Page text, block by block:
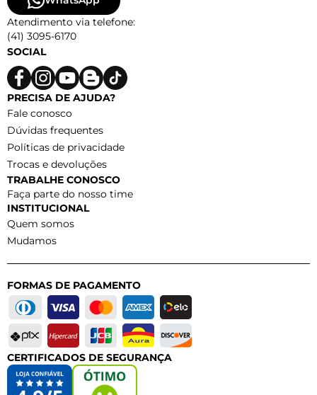
Atendimento via telefone:
(41) 3095-6170
SOCIAL
PRECISA DE AJUDA?
Fale conosco
Dúvidas frequentes
Políticas de privacidade
Trocas e devoluções
TRABALHE CONOSCO
Faça parte do nosso time
INSTITUCIONAL
Quem somos
Mudamos
FORMAS DE PAGAMENTO
CERTIFICADOS DE SEGURANÇA